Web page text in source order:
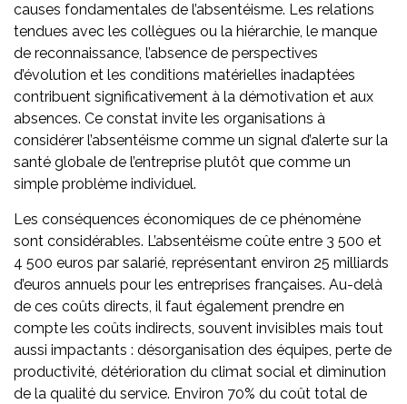
causes fondamentales de l’absentéisme. Les relations
tendues avec les collègues ou la hiérarchie, le manque
de reconnaissance, l’absence de perspectives
d’évolution et les conditions matérielles inadaptées
contribuent significativement à la démotivation et aux
absences. Ce constat invite les organisations à
considérer l’absentéisme comme un signal d’alerte sur la
santé globale de l’entreprise plutôt que comme un
simple problème individuel.
Les conséquences économiques de ce phénomène
sont considérables. L’absentéisme coûte entre 3 500 et
4 500 euros par salarié, représentant environ 25 milliards
d’euros annuels pour les entreprises françaises. Au-delà
de ces coûts directs, il faut également prendre en
compte les coûts indirects, souvent invisibles mais tout
aussi impactants : désorganisation des équipes, perte de
productivité, détérioration du climat social et diminution
de la qualité du service. Environ 70% du coût total de